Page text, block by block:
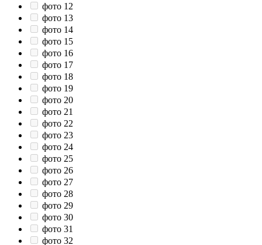
фото 12
фото 13
фото 14
фото 15
фото 16
фото 17
фото 18
фото 19
фото 20
фото 21
фото 22
фото 23
фото 24
фото 25
фото 26
фото 27
фото 28
фото 29
фото 30
фото 31
фото 32